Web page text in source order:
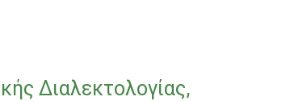
Διαλεκτολογίας,